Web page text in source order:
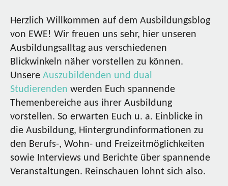
Herzlich Willkommen auf dem Ausbildungsblog
von EWE! Wir freuen uns sehr, hier unseren
Ausbildungsalltag aus verschiedenen
Blickwinkeln näher vorstellen zu können.
Unsere Auszubildenden und dual
Studierenden werden Euch spannende
Themenbereiche aus ihrer Ausbildung
vorstellen. So erwarten Euch u. a. Einblicke in
die Ausbildung, Hintergrundinformationen zu
den Berufs-, Wohn- und Freizeitmöglichkeiten
sowie Interviews und Berichte über spannende
Veranstaltungen. Reinschauen lohnt sich also.